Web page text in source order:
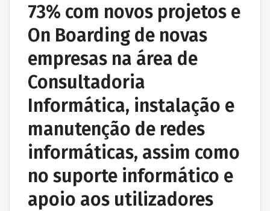
73% com novos projetos e
On Boarding de novas
empresas na área de
Consultadoria
Informática, instalação e
manutenção de redes
informáticas, assim como
no suporte informático e
apoio aos utilizadores